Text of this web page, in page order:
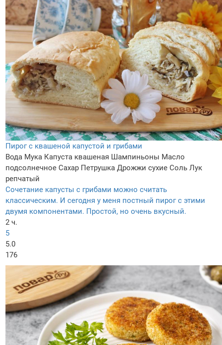
Пирог с квашеной капустой и грибами
Вода Мука Капуста квашеная Шампиньоны Масло
подсолнечное Сахар Петрушка Дрожжи сухие Соль Лук
репчатый
Сочетание капусты с грибами можно считать
классическим. И сегодня у меня постный пирог с этими
двумя компонентами. Простой, но очень вкусный.
2 ч.
5
5.0
176